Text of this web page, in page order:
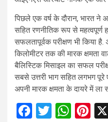
पिछले एक वर्ष के दौरान, भारत ने
सहित रणनीतिक रूप से महत्वपूर्ण
सफलतापूर्वक परीक्षण भी किया
किलोमीटर तक की मारक क्षमता
बैलिस्टिक मिसाइल का सफल
सबसे उत्तरी भाग सहित लगभग पूरे
अपनी मारक क्षमता के दायरे में ला
Facebook
Twitter